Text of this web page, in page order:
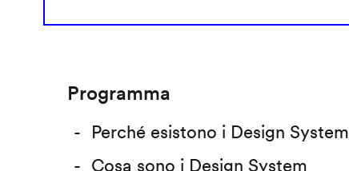
Programma
Perché esistono i Design System
Cosa sono i Design System